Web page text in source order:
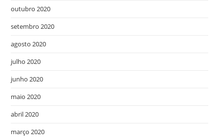
outubro 2020
setembro 2020
agosto 2020
julho 2020
junho 2020
maio 2020
abril 2020
março 2020